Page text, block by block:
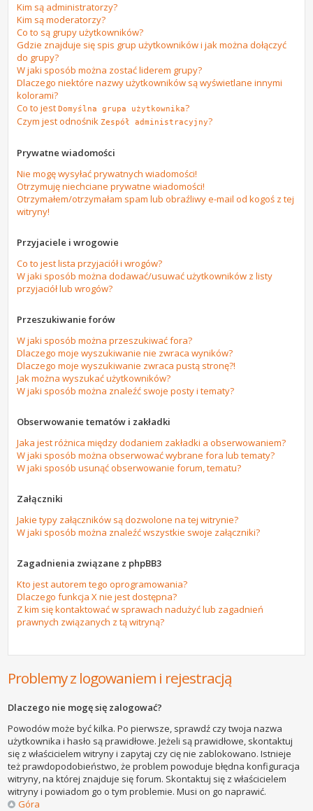
Kim są administratorzy?
Kim są moderatorzy?
Co to są grupy użytkowników?
Gdzie znajduje się spis grup użytkowników i jak można dołączyć
do grupy?
W jaki sposób można zostać liderem grupy?
Dlaczego niektóre nazwy użytkowników są wyświetlane innymi
kolorami?
Co to jestDomyślna grupa użytkownika?
Czym jest odnośnikZespół administracyjny?
Prywatne wiadomości
Nie mogę wysyłać prywatnych wiadomości!
Otrzymuję niechciane prywatne wiadomości!
Otrzymałem/otrzymałam spam lub obraźliwy e-mail od kogoś z tej
witryny!
Przyjaciele i wrogowie
Co to jest lista przyjaciół i wrogów?
W jaki sposób można dodawać/usuwać użytkowników z listy
przyjaciół lub wrogów?
Przeszukiwanie forów
W jaki sposób można przeszukiwać fora?
Dlaczego moje wyszukiwanie nie zwraca wyników?
Dlaczego moje wyszukiwanie zwraca pustą stronę?!
Jak można wyszukać użytkowników?
W jaki sposób można znaleźć swoje posty i tematy?
Obserwowanie tematów i zakładki
Jaka jest różnica między dodaniem zakładki a obserwowaniem?
W jaki sposób można obserwować wybrane fora lub tematy?
W jaki sposób usunąć obserwowanie forum, tematu?
Załączniki
Jakie typy załączników są dozwolone na tej witrynie?
W jaki sposób można znaleźć wszystkie swoje załączniki?
Zagadnienia związane z phpBB3
Kto jest autorem tego oprogramowania?
Dlaczego funkcja X nie jest dostępna?
Z kim się kontaktować w sprawach nadużyć lub zagadnień
prawnych związanych z tą witryną?
Problemy z logowaniem i rejestracją
Dlaczego nie mogę się zalogować?
Powodów może być kilka. Po pierwsze, sprawdź czy twoja nazwa
użytkownika i hasło są prawidłowe. Jeżeli są prawidłowe, skontaktuj
się z właścicielem witryny i zapytaj czy cię nie zablokowano. Istnieje
też prawdopodobieństwo, że problem powoduje błędna konfiguracja
witryny, na której znajduje się forum. Skontaktuj się z właścicielem
witryny i powiadom go o tym problemie. Musi on go naprawić.
Góra